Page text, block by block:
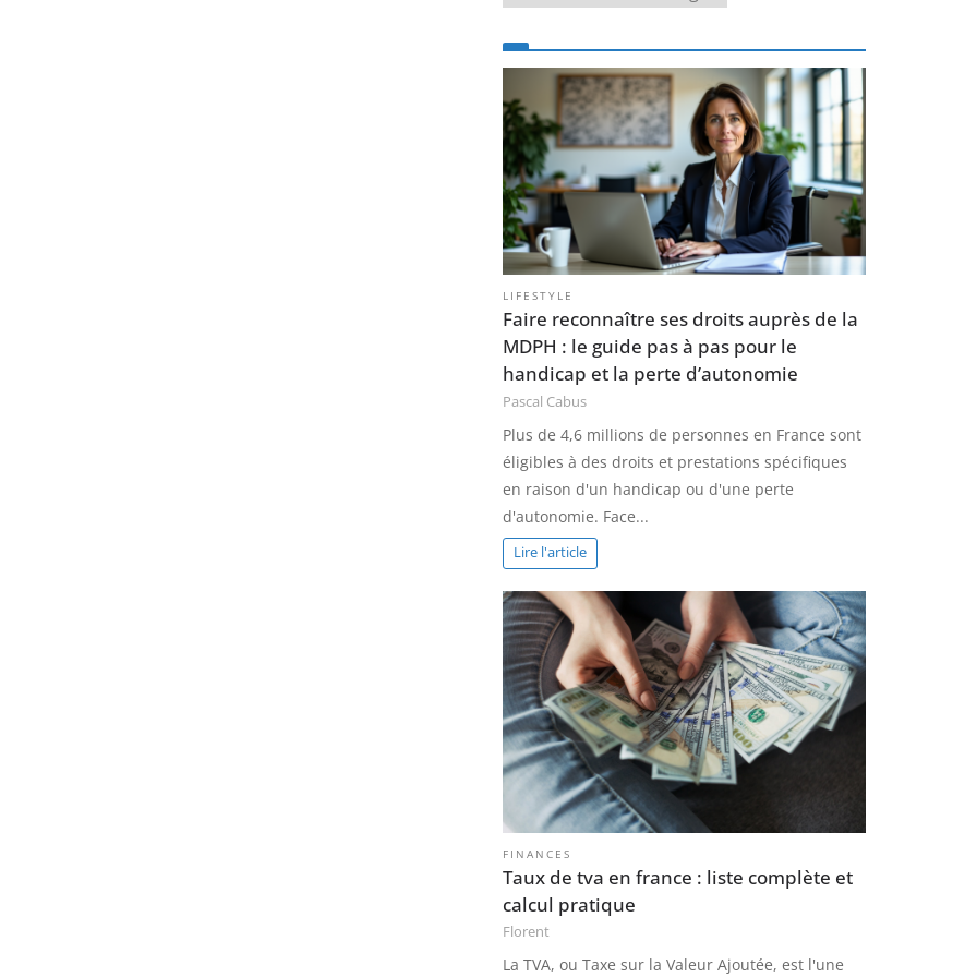
a
t
é
g
o
r
i
e
s
LIFESTYLE
Faire reconnaître ses droits auprès de la
MDPH : le guide pas à pas pour le
handicap et la perte d’autonomie
Pascal Cabus
Plus de 4,6 millions de personnes en France sont
éligibles à des droits et prestations spécifiques
en raison d'un handicap ou d'une perte
d'autonomie. Face...
Lire l'article
FINANCES
Taux de tva en france : liste complète et
calcul pratique
Florent
La TVA, ou Taxe sur la Valeur Ajoutée, est l'une